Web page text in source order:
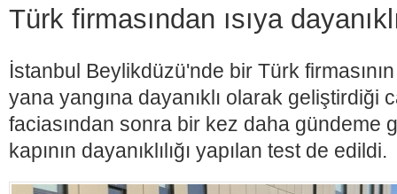
Türk firmasından ısıya
İstanbul Beylikdüzü'nde bir Türk
yana yangına dayanıklı olarak geliştirdiği
faciasından sonra bir kez daha gündeme
kapının dayanıklılığı yapılan test de edildi.